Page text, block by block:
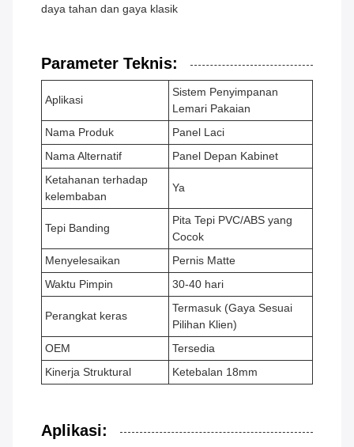
daya tahan dan gaya klasik
Parameter Teknis:
Aplikasi
Sistem Penyimpanan
Lemari Pakaian
Nama Produk
Panel Laci
Nama Alternatif
Panel Depan Kabinet
Ketahanan terhadap
kelembaban
Ya
Tepi Banding
Pita Tepi PVC/ABS yang
Cocok
Menyelesaikan
Pernis Matte
Waktu Pimpin
30-40 hari
Perangkat keras
Termasuk (Gaya Sesuai
Pilihan Klien)
OEM
Tersedia
Kinerja Struktural
Ketebalan 18mm
Aplikasi: